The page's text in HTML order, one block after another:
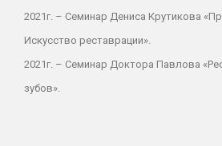
2021г. – Семинар Дениса Крутикова
Искусство реставрации».
2021г. – Семинар Доктора Павлова
зубов».